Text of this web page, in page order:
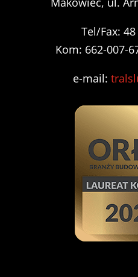
Tel/Fax:
Kom: 662-007-
e-mail: